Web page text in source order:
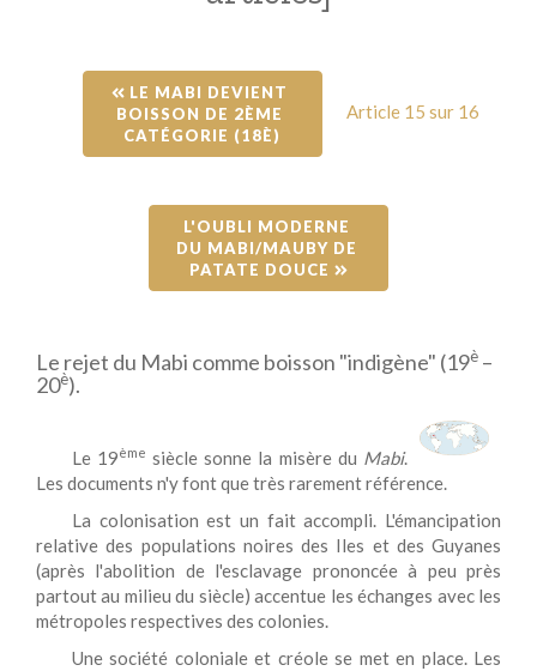
LE MABI DEVIENT
BOISSON DE 2ÈME
CATÉGORIE (18È)
Article 15 sur 16
L'OUBLI MODERNE
DU MABI/MAUBY DE
PATATE DOUCE
Le rejet du Mabi comme boisson "indigène" (19è –
20è).
Le 19ème siècle sonne la misère du Mabi.
Les documents n'y font que très rarement référence.
La colonisation est un fait accompli. L'émancipation
relative des populations noires des Iles et des Guyanes
(après l'abolition de l'esclavage prononcée à peu près
partout au milieu du siècle) accentue les échanges avec les
métropoles respectives des colonies.
Une société coloniale et créole se met en place. Les